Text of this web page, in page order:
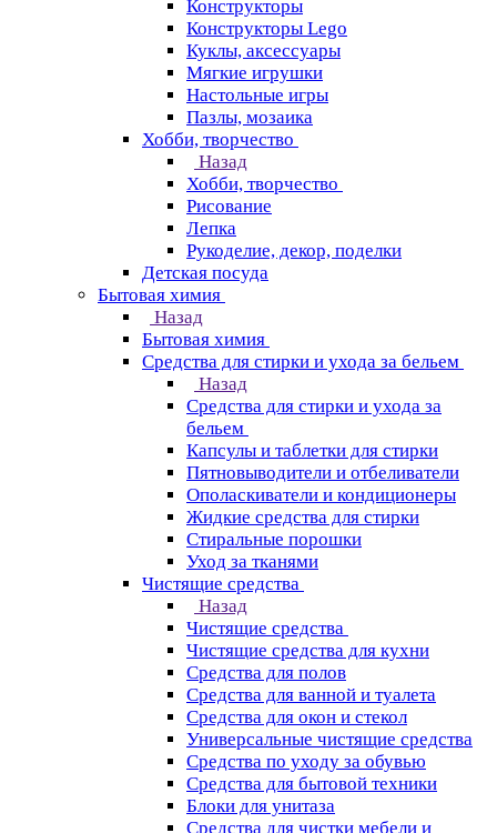
Конструкторы
Конструкторы Lego
Куклы, аксессуары
Мягкие игрушки
Настольные игры
Пазлы, мозаика
Хобби, творчество
Назад
Хобби, творчество
Рисование
Лепка
Рукоделие, декор, поделки
Детская посуда
Бытовая химия
Назад
Бытовая химия
Средства для стирки и ухода за бельем
Назад
Средства для стирки и ухода за
бельем
Капсулы и таблетки для стирки
Пятновыводители и отбеливатели
Ополаскиватели и кондиционеры
Жидкие средства для стирки
Стиральные порошки
Уход за тканями
Чистящие средства
Назад
Чистящие средства
Чистящие средства для кухни
Средства для полов
Средства для ванной и туалета
Средства для окон и стекол
Универсальные чистящие средства
Средства по уходу за обувью
Средства для бытовой техники
Блоки для унитаза
Средства для чистки мебели и